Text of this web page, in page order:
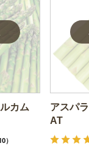
カム
）
アスパ
AT